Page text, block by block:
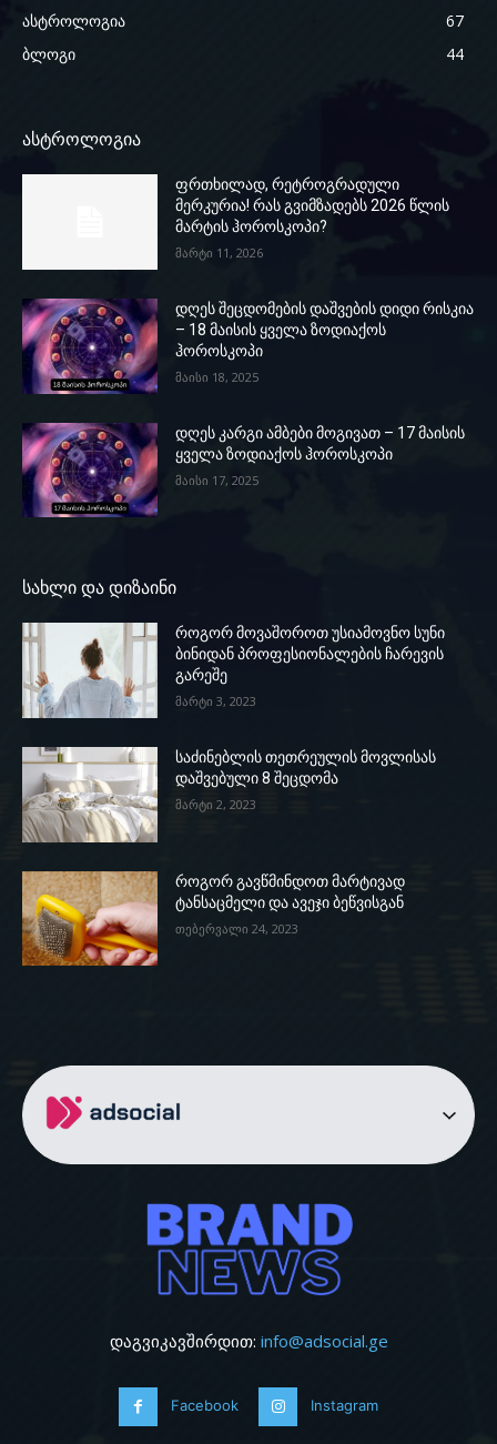
ასტროლოგია
67
ბლოგი
44
ასტროლოგია
ფრთხილად, რეტროგრადული
მერკურია! რას გვიმზადებს 2026 წლის
მარტის ჰოროსკოპი?
მარტი 11, 2026
დღეს შეცდომების დაშვების დიდი რისკია
– 18 მაისის ყველა ზოდიაქოს
ჰოროსკოპი
მაისი 18, 2025
დღეს კარგი ამბები მოგივათ – 17 მაისის
ყველა ზოდიაქოს ჰოროსკოპი
მაისი 17, 2025
სახლი და დიზაინი
როგორ მოვაშოროთ უსიამოვნო სუნი
ბინიდან პროფესიონალების ჩარევის
გარეშე
მარტი 3, 2023
საძინებლის თეთრეულის მოვლისას
დაშვებული 8 შეცდომა
მარტი 2, 2023
როგორ გავწმინდოთ მარტივად
ტანსაცმელი და ავეჯი ბეწვისგან
თებერვალი 24, 2023
დაგვიკავშირდით: info@adsocial.ge
Facebook Instagram